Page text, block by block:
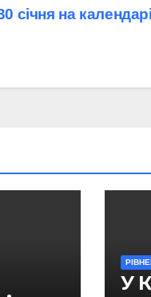
січня на
У